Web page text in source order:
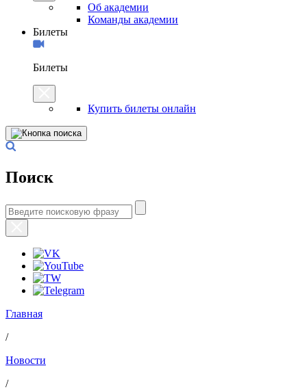
Об академии
Команды академии
Билеты
Билеты
Купить билеты онлайн
Поиск
Главная
/
Новости
/